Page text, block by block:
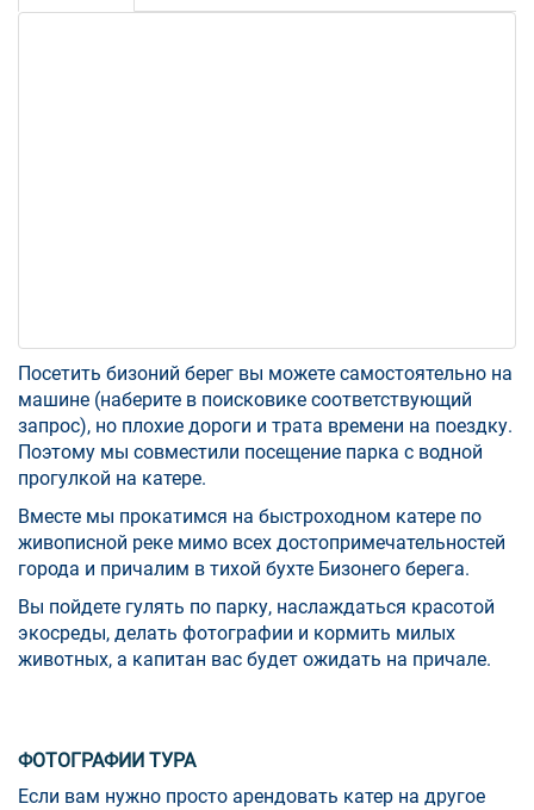
Посетить бизоний берег вы можете самостоятельно на
машине (наберите в поисковике соответствующий
запрос), но плохие дороги и трата времени на поездку.
Поэтому мы совместили посещение парка с водной
прогулкой на катере.
Вместе мы прокатимся на быстроходном катере по
живописной реке мимо всех достопримечательностей
города и причалим в тихой бухте Бизонего берега.
Вы пойдете гулять по парку, наслаждаться красотой
экосреды, делать фотографии и кормить милых
животных, а капитан вас будет ожидать на причале.
ФОТОГРАФИИ ТУРА
Если вам нужно просто арендовать катер на другое